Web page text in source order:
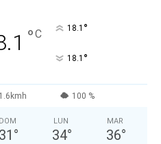
°C 18.1 °
18.1 °
1.6kmh 100 %
DOM
31 °
LUN
34°
MAR
36°